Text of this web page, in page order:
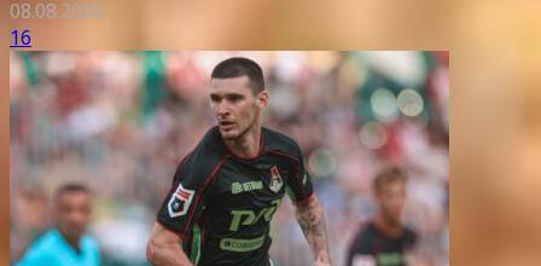
08.08.2026
16